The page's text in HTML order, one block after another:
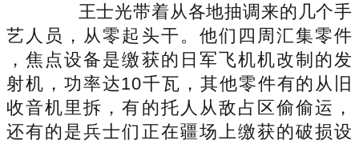
王士光带着从各地抽调来的几个手
艺人员，从零起头干。他们四周汇集零件
，焦点设备是缴获的日军飞机机改制的发
射机，功率达10千瓦，其他零件有的从旧
收音机里拆，有的托人从敌占区偷偷运，
还有的是兵士们正在疆场上缴获的破损设